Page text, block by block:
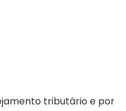
tributário e por